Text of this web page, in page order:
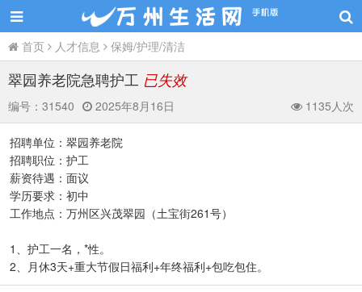
首页 人才信息 保姆/护理/清洁
翠园养老院急聘护工 已失效
编号： 31540 2025年8月16日 1135人次
招聘单位：翠园养老院
招聘职位：护工
薪资待遇：面议
学历要求：初中
工作地点：万州区兴茂翠园（土宝街261号）
1、护工一名，*性。
2、月休3天+重大节假日福利+年终福利+包吃包住。